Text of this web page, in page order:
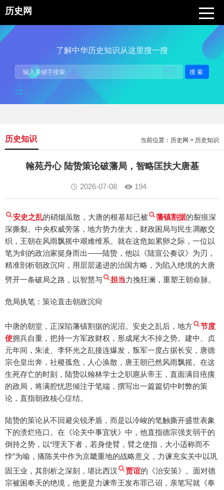
历史网
了解中华历史知识从这里搜一搜
搜索
当前位置： 历史网 > 历史知识
历史知识
翰苑丹心 陆贽策论破藩局，智略匡扶大唐基
2026-07-08 194
安史之乱的硝烟虽散，大唐的根基却已被 藩镇割据的裂痕深
深撕裂。中央权威旁落，地方势力坐大，财政困局与民生凋敝交
织，王朝在风雨飘摇中艰难维系。就在这危如累卵之际，一位以
笔为剑的政治家挺身而出——陆贽，他以《陆宣公奏议》为刃，
精准剖析朝政沉疴，用层层递进的治国方略，为陷入绝境的大唐
劈开一条破局之路，以智慧与
担当力挽狂澜，重塑王朝命脉。
危局执笔：策论直击朝政沉疴
中唐的朝堂，正深陷藩镇割据的泥沼。安史之乱后，地方
节度
使拥兵自重，把持一方军政财权，形成尾大不掉之势。建中、贞
元年间，朱泚、李怀光之乱接连爆发，叛军一度占据长安，唐德
宗仓皇出奔，社稷孤危，人心涣散，唐王朝已然风雨飘摇。在这
生死存亡的时刻，陆贽以翰林学士之职扈从帝王，直面满目疮痍
的政局，将满腔忧思倾注于笔端，撰写出一篇篇切中时弊的策
论，直指朝政核心症结。
陆贽的策论从不回避尖锐矛盾，而是以冷峻的笔触撕开盛世表象
下的溃烂疮口。在《论关中事宜状》中，他直指德宗强支弱干的
倒持之势，以“理天下者，若身使臂，臂之使指，大小适称而不
悖”为喻，痛陈关中作为京畿重地的战略意义，力谏充实关中以巩
固王业，其剖析之深刻，堪比西汉
贾谊的《治安策》。面对德
宗被困奉天的绝境，他更是力谏帝王发布罪己诏，亲笔写就《奉